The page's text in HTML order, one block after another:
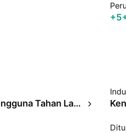
+5
Barangan Pengguna Tahan Lama